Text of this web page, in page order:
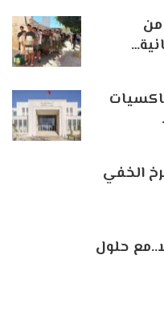
الخفي
حلول